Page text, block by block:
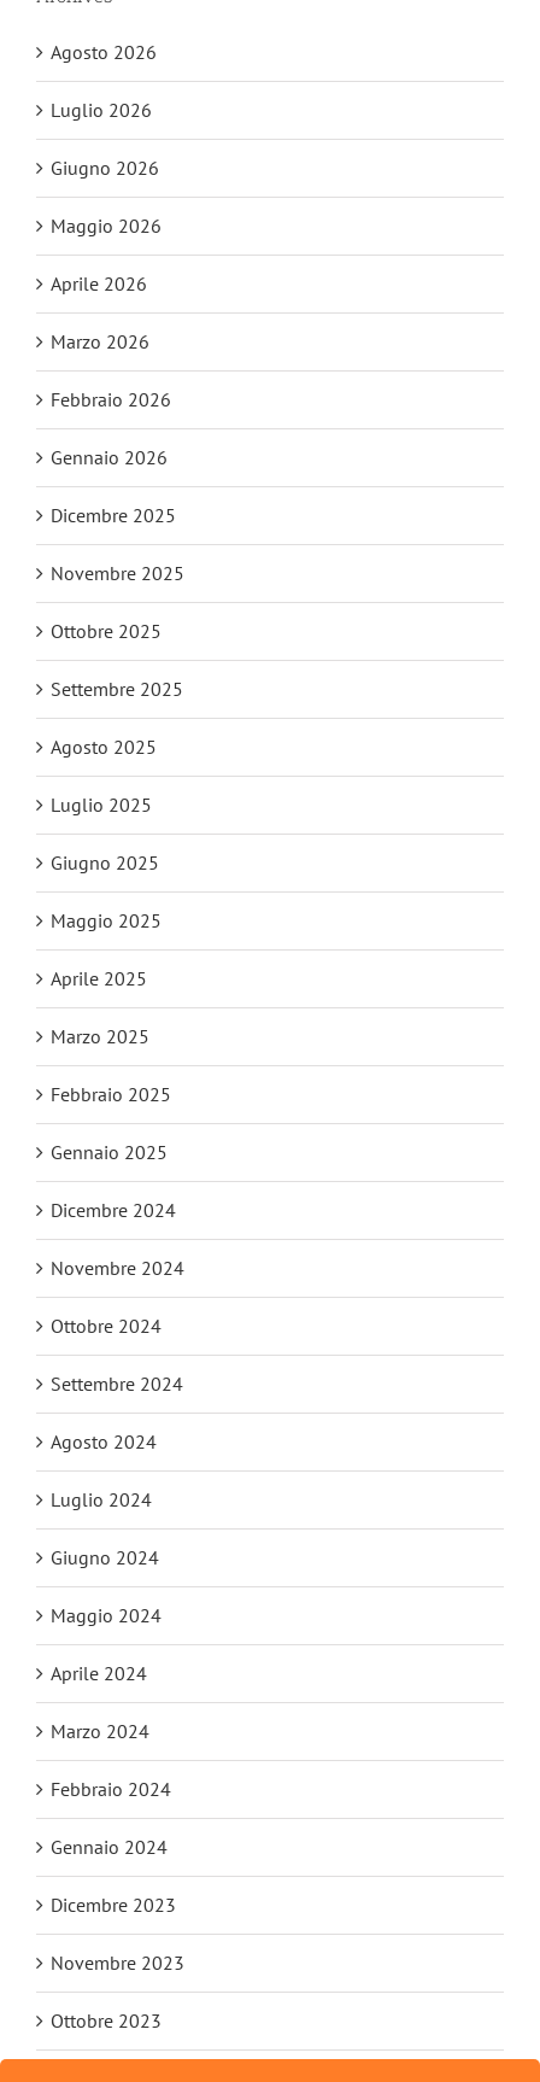
Agosto 2026
Luglio 2026
Giugno 2026
Maggio 2026
Aprile 2026
Marzo 2026
Febbraio 2026
Gennaio 2026
Dicembre 2025
Novembre 2025
Ottobre 2025
Settembre 2025
Agosto 2025
Luglio 2025
Giugno 2025
Maggio 2025
Aprile 2025
Marzo 2025
Febbraio 2025
Gennaio 2025
Dicembre 2024
Novembre 2024
Ottobre 2024
Settembre 2024
Agosto 2024
Luglio 2024
Giugno 2024
Maggio 2024
Aprile 2024
Marzo 2024
Febbraio 2024
Gennaio 2024
Dicembre 2023
Novembre 2023
Ottobre 2023